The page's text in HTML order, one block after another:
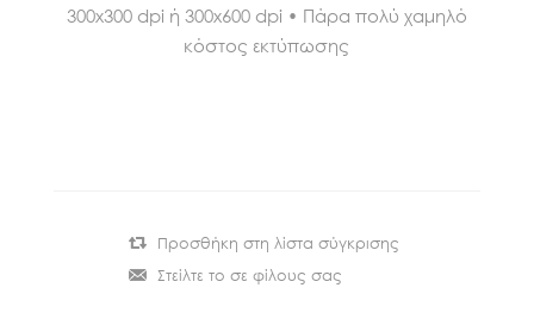
300x300 dpi ή 300x600 dpi • Πάρα πολύ χαμηλό
κόστος εκτύπωσης